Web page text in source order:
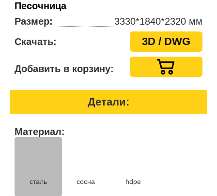
Песочница
Размер:
3330*1840*2320 мм
Скачать:
3D / DWG
Добавить в корзину:
Детали:
Материал:
сталь сосна hdpe